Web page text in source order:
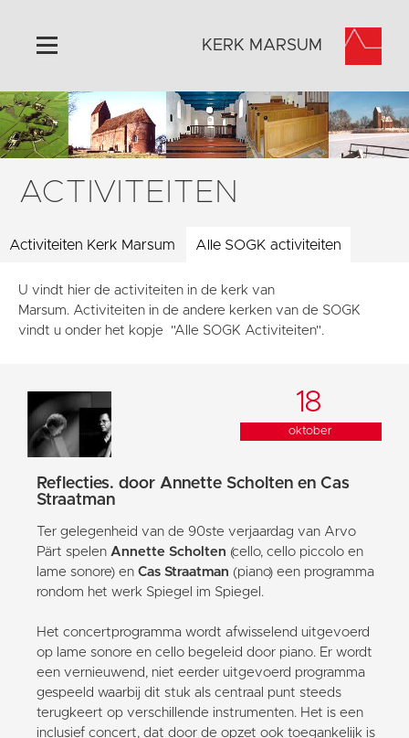
Home
Algemeen
Historie
Activiteiten
Contact
Vaktaal
KERK MARSUM
ACTIVITEITEN
Activiteiten Kerk Marsum Alle SOGK activiteiten
U vindt hier de activiteiten in de kerk van
Marsum. Activiteiten in de andere kerken van de SOGK
vindt u onder het kopje "Alle SOGK Activiteiten".
18
oktober
Reflecties. door Annette Scholten en Cas
Straatman
Ter gelegenheid van de 90ste verjaardag van Arvo
Pärt spelen Annette Scholten (cello, cello piccolo en
lame sonore) en Cas Straatman (piano) een programma
rondom het werk Spiegel im Spiegel.
Het concertprogramma wordt afwisselend uitgevoerd
op lame sonore en cello begeleid door piano. Er wordt
een vernieuwend, niet eerder uitgevoerd programma
gespeeld waarbij dit stuk als centraal punt steeds
terugkeert op verschillende instrumenten. Het is een
inclusief concert, dat door de opzet ook toegankelijk is